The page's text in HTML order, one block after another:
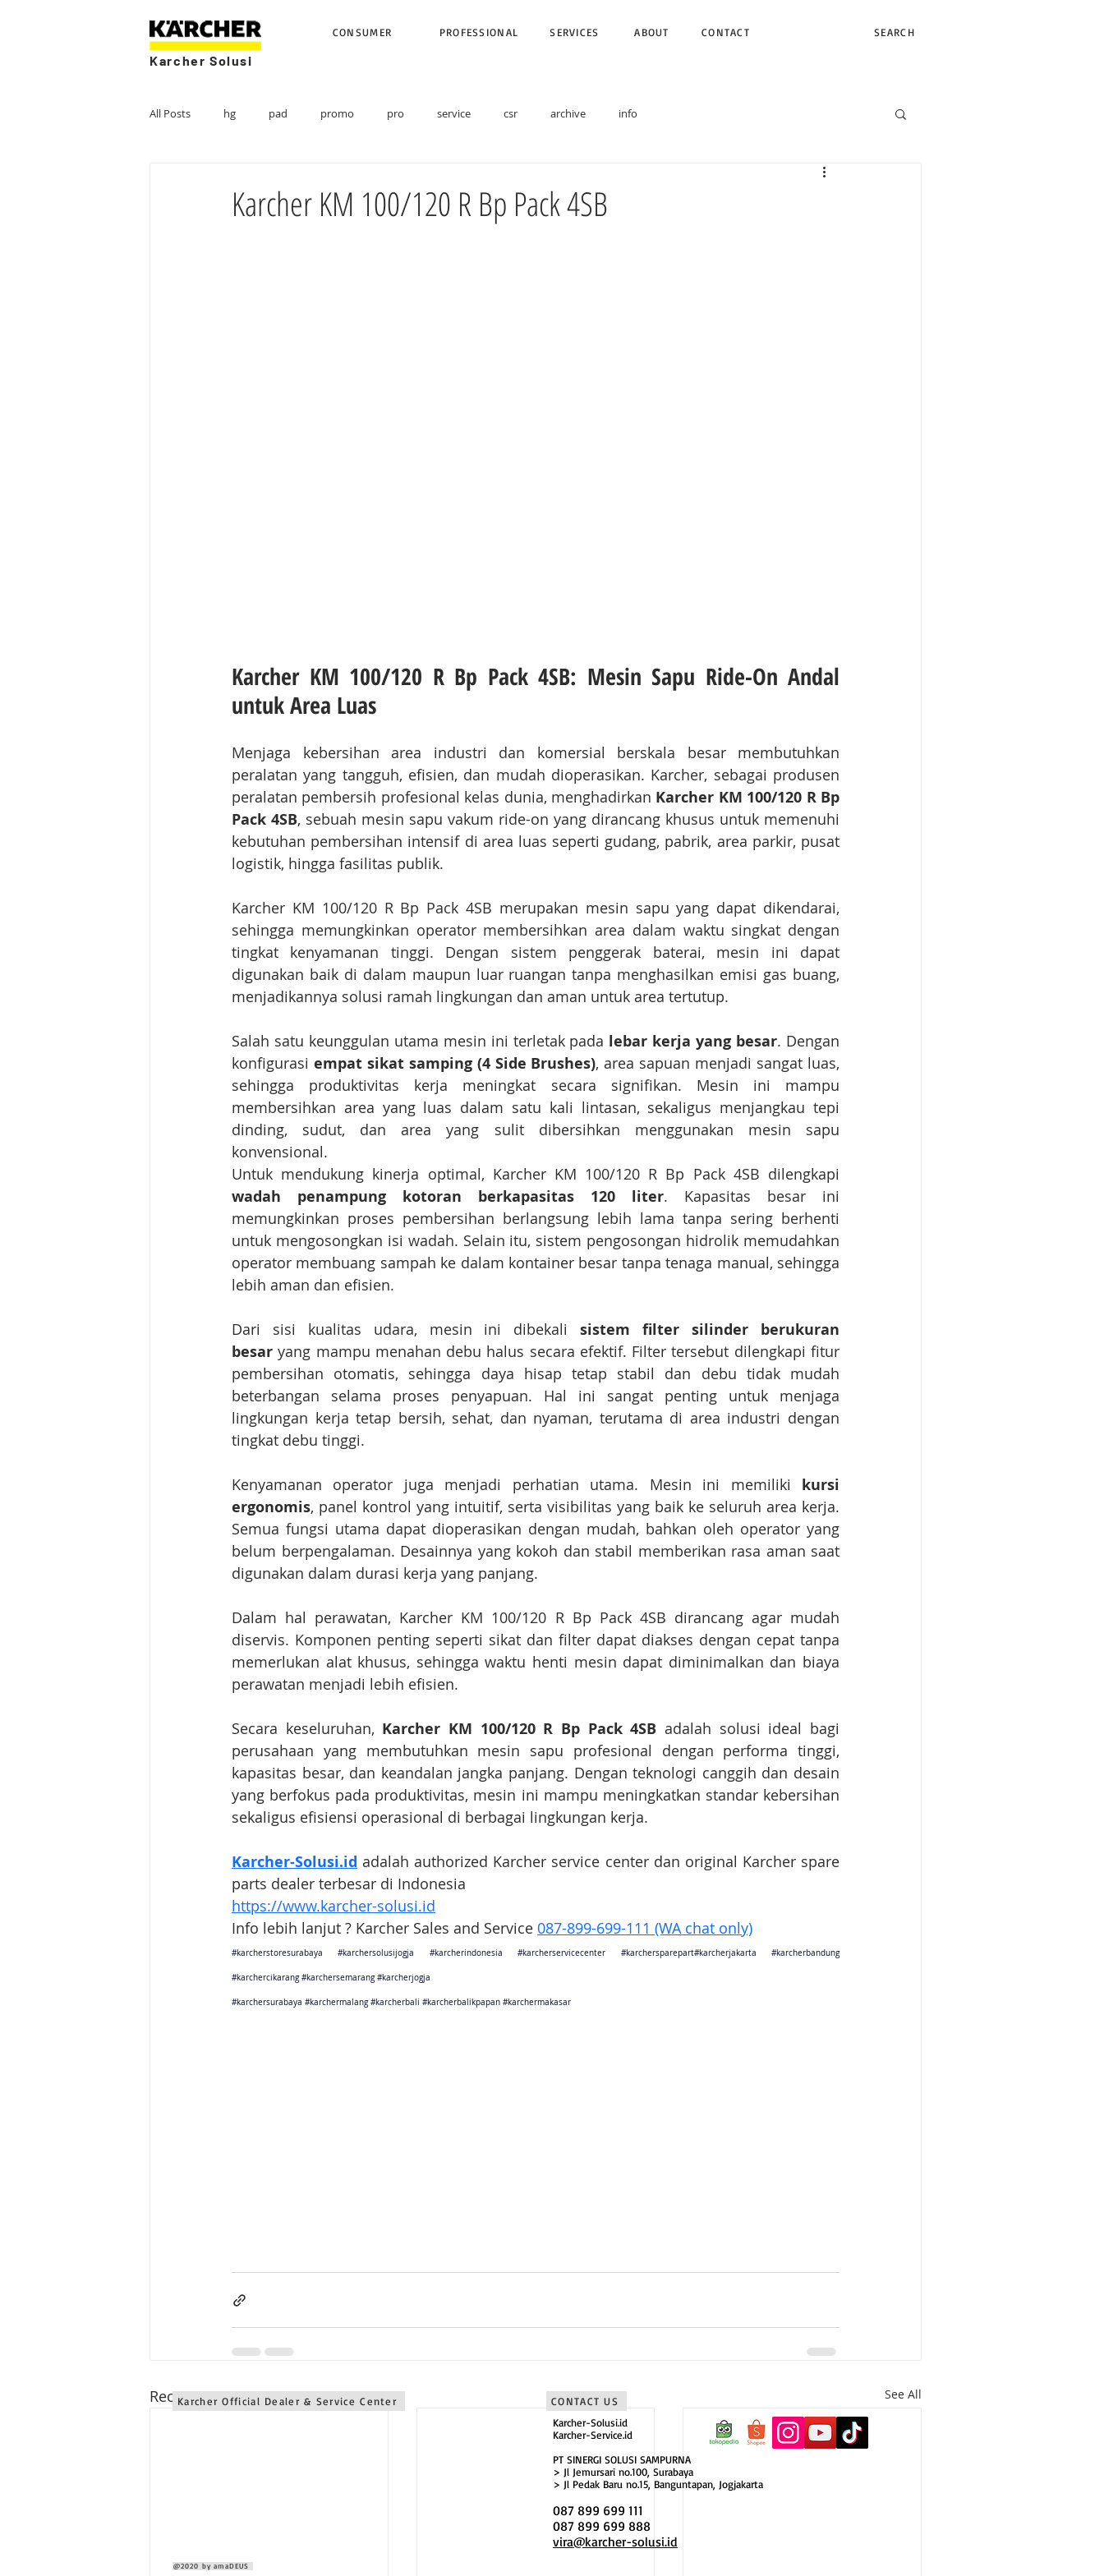
CONSUMER PROFESSIONAL SERVICES ABOUT CONTACT SEARCH
Karcher Solusi
All Posts hg pad promo pro service csr archive info
Karcher KM 100/120 R Bp Pack 4SB
Karcher KM 100/120 R Bp Pack 4SB: Mesin Sapu Ride-On Andal
untuk Area Luas
Menjaga kebersihan area industri dan komersial berskala besar membutuhkan
peralatan yang tangguh, efisien, dan mudah dioperasikan. Karcher, sebagai produsen
peralatan pembersih profesional kelas dunia, menghadirkan Karcher KM 100/120 R Bp
Pack 4SB, sebuah mesin sapu vakum ride-on yang dirancang khusus untuk memenuhi
kebutuhan pembersihan intensif di area luas seperti gudang, pabrik, area parkir, pusat
logistik, hingga fasilitas publik.
Karcher KM 100/120 R Bp Pack 4SB merupakan mesin sapu yang dapat dikendarai,
sehingga memungkinkan operator membersihkan area dalam waktu singkat dengan
tingkat kenyamanan tinggi. Dengan sistem penggerak baterai, mesin ini dapat
digunakan baik di dalam maupun luar ruangan tanpa menghasilkan emisi gas buang,
menjadikannya solusi ramah lingkungan dan aman untuk area tertutup.
Salah satu keunggulan utama mesin ini terletak pada lebar kerja yang besar. Dengan
konfigurasi empat sikat samping (4 Side Brushes), area sapuan menjadi sangat luas,
sehingga produktivitas kerja meningkat secara signifikan. Mesin ini mampu
membersihkan area yang luas dalam satu kali lintasan, sekaligus menjangkau tepi
dinding, sudut, dan area yang sulit dibersihkan menggunakan mesin sapu
konvensional.
wadah penampung kotoran berkapasitas 120 liter. Kapasitas besar ini
memungkinkan proses pembersihan berlangsung lebih lama tanpa sering berhenti
untuk mengosongkan isi wadah. Selain itu, sistem pengosongan hidrolik memudahkan
operator membuang sampah ke dalam kontainer besar tanpa tenaga manual, sehingga
lebih aman dan efisien.
Dari sisi kualitas udara, mesin ini dibekali sistem filter silinder berukuran
besar yang mampu menahan debu halus secara efektif. Filter tersebut dilengkapi fitur
pembersihan otomatis, sehingga daya hisap tetap stabil dan debu tidak mudah
beterbangan selama proses penyapuan. Hal ini sangat penting untuk menjaga
lingkungan kerja tetap bersih, sehat, dan nyaman, terutama di area industri dengan
tingkat debu tinggi.
Kenyamanan operator juga menjadi perhatian utama. Mesin ini memiliki kursi
ergonomis, panel kontrol yang intuitif, serta visibilitas yang baik ke seluruh area kerja.
Semua fungsi utama dapat dioperasikan dengan mudah, bahkan oleh operator yang
belum berpengalaman. Desainnya yang kokoh dan stabil memberikan rasa aman saat
digunakan dalam durasi kerja yang panjang.
Dalam hal perawatan, Karcher KM 100/120 R Bp Pack 4SB dirancang agar mudah
diservis. Komponen penting seperti sikat dan filter dapat diakses dengan cepat tanpa
memerlukan alat khusus, sehingga waktu henti mesin dapat diminimalkan dan biaya
perawatan menjadi lebih efisien.
Secara keseluruhan, Karcher KM 100/120 R Bp Pack 4SB adalah solusi ideal bagi
perusahaan yang membutuhkan mesin sapu profesional dengan performa tinggi,
kapasitas besar, dan keandalan jangka panjang. Dengan teknologi canggih dan desain
yang berfokus pada produktivitas, mesin ini mampu meningkatkan standar kebersihan
sekaligus efisiensi operasional di berbagai lingkungan kerja.
Karcher-Solusi.id adalah authorized Karcher service center dan original Karcher spare
parts dealer terbesar di Indonesia
https://www.karcher-solusi.id
Info lebih lanjut ? Karcher Sales and Service 087-899-699-111 (WA chat only)
#karcherstoresurabaya #karchersolusijogja #karcherindonesia #karcherservicecenter #karchersparepart#karcherjakarta #karcherbandung
#karchercikarang #karchersemarang #karcherjogja
#karchersurabaya #karchermalang #karcherbali #karcherbalikpapan #karchermakasar
Recent Posts See All
Karcher Official Dealer & Service Center
CONTACT US
Karcher-Solusi.id
Karcher-Service.id
PT SINERGI SOLUSI SAMPURNA
> Jl Jemursari no.100, Surabaya
> Jl Pedak Baru no.15, Banguntapan, Jogjakarta
087 899 699 111
087 899 699 888
vira@karcher-solusi.id
@2020 by amaDEUS